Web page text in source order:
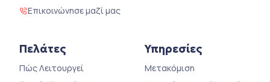
Επικοινώνησε μαζί μας
Πελάτες
Πώς Λειτουργεί
Υπηρεσίες
Μετακόμιση